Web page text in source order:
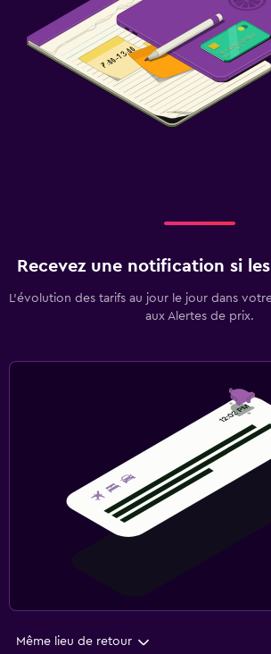
Recevez une notification si
L’évolution des tarifs au jour le jour dans
aux Alertes de prix.
Même lieu de retour